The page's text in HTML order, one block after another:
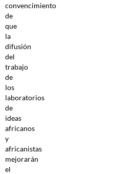
convencimiento
de
que
la
difusión
del
trabajo
de
los
laboratorios
de
ideas
africanos
y
africanistas
mejorarán
el